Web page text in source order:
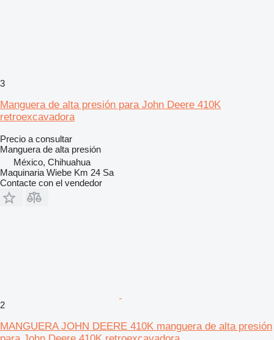
3
Manguera de alta presión para John Deere 410K
retroexcavadora
Precio a consultar
Manguera de alta presión
México, Chihuahua
Maquinaria Wiebe Km 24 Sa
Contacte con el vendedor
2
MANGUERA JOHN DEERE 410K manguera de alta presión